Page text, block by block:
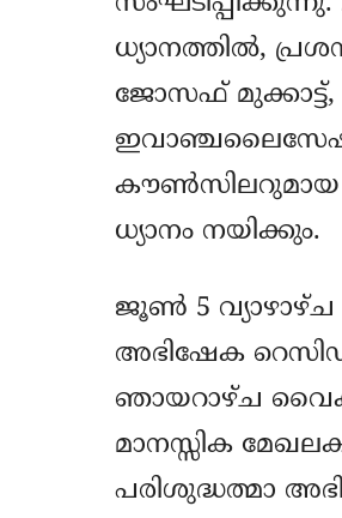
ധ്യാനത്തിൽ,
ജോസഫ് മുക്കാട്ട്,
കൗൺസിലറുമായ
ധ്യാനം നയിക്കും.
ജൂൺ 5 വ്യാഴാഴ്ച
അഭിഷേക
ഞായറാഴ്ച
മാനസ്സിക
പരിശുദ്ധത്മാ